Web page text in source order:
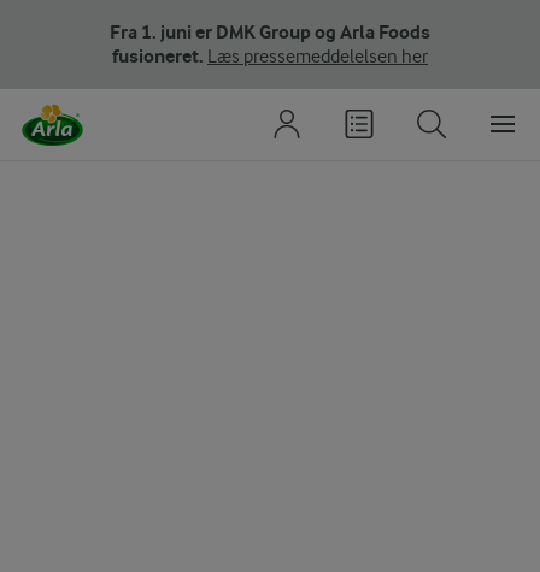
Fra 1. juni er DMK Group og Arla Foods
fusioneret. Læs pressemeddelelsen her